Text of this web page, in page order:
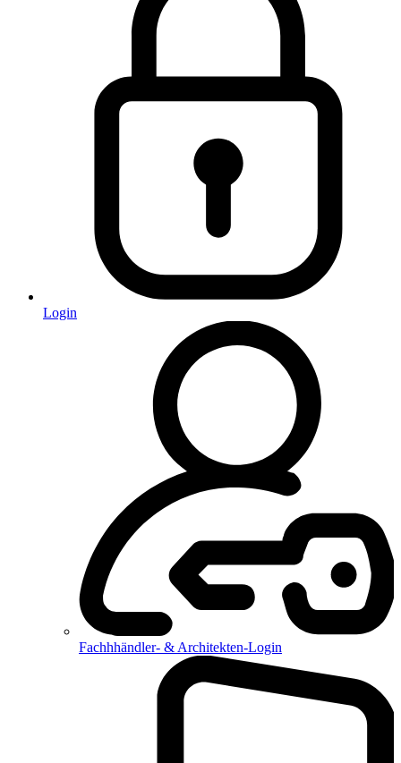
Login
Fachhhändler- & Architekten-Login